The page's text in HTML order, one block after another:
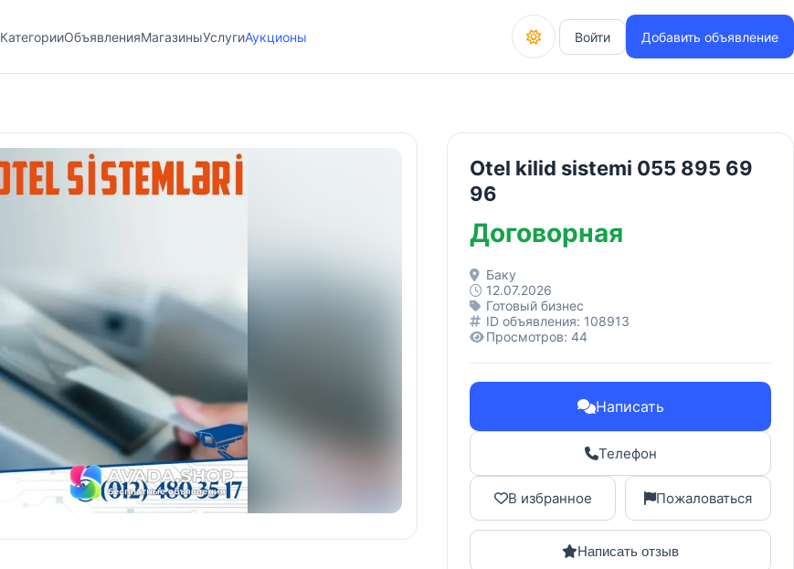
КатегорииОбъявленияМагазиныУслугиАукционы Войти Добавить объявление
Договорная
Otel kilid sistemi 055 895 69
96
Баку
12.07.2026
Готовый бизнес
ID объявления: 108913
Просмотров: 44
Написать
Телефон
В избранное Пожаловаться
Написать отзыв